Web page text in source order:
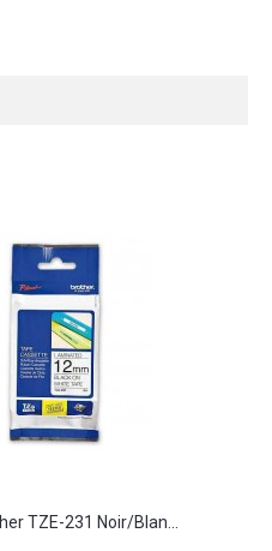
TZE-231 Noir/Blan...